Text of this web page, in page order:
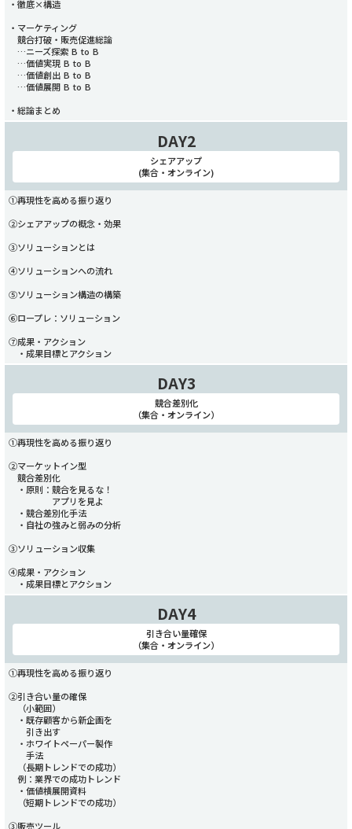
・徹底×構造
・マーケティング
競合打破・販売促進総論
…ニーズ探索 B to B
…価値実現 B to B
…価値創出 B to B
…価値展開 B to B
・総論まとめ
DAY2
シェアアップ
(集合・オンライン)
①再現性を高める振り返り
②シェアアップの概念・効果
③ソリューションとは
④ソリューションへの流れ
⑤ソリューション構造の構築
⑥ロープレ：ソリューション
⑦成果・アクション
・成果目標とアクション
DAY3
競合差別化
（集合・オンライン）
①再現性を高める振り返り
②マーケットイン型
競合差別化
・原則：競合を見るな！
アプリを見よ
・競合差別化手法
・自社の強みと弱みの分析
③ソリューション収集
④成果・アクション
・成果目標とアクション
DAY4
引き合い量確保
（集合・オンライン）
①再現性を高める振り返り
②引き合い量の確保
（小範囲）
・既存顧客から新企画を
引き出す
・ホワイトペーパー製作
手法
（長期トレンドでの成功）
例：業界での成功トレンド
・価値横展開資料
（短期トレンドでの成功）
③販売ツール